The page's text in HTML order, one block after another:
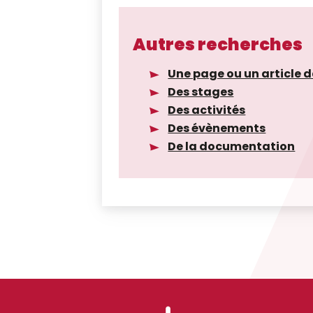
Autres recherches
Une page ou un article
Des stages
Des activités
Des évènements
De la documentation